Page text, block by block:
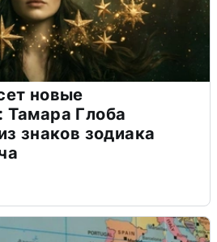
новые
Тамара Глоба
знаков зодиака